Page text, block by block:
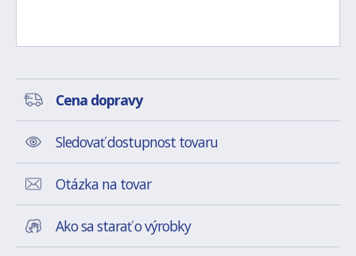
Cena dopravy
Sledovať dostupnost tovaru
Otázka na tovar
Ako sa starať o výrobky